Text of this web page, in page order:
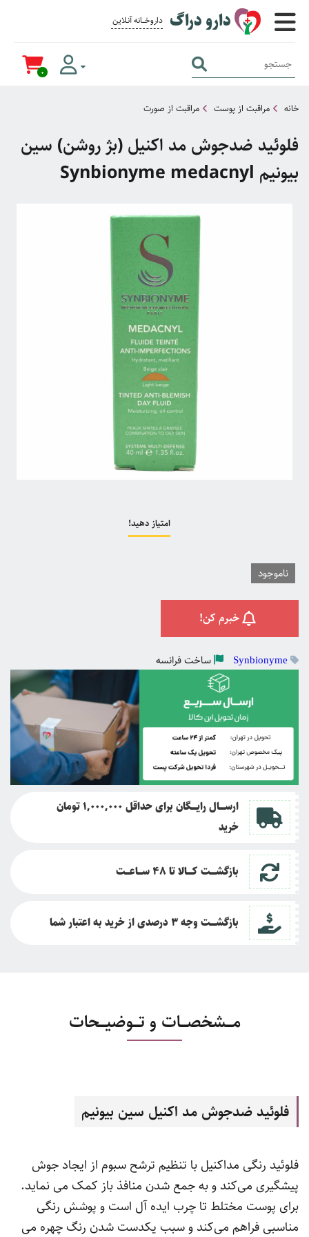
دارو دراگ داروخــــانه آنــلاین برای همــه
0
خانه مراقبت از پوست مراقبت از صورت
فلوئید ضدجوش مد اکنیل (بژ روشن) سین
بیونیم Synbionyme medacnyl
امتیاز دهید!
ناموجود
خبرم کن!
Synbionyme ساختفرانسه
ارســــال رایــــگان برای حداقل 1,000,000 تومان
خرید
بازگشــــت کــــالا تا48 ســـاعـــت
بازگشــــت وجه 3 درصدی از خرید به اعتبار شما
مـــشخصـــات و تـــوضیـــحات
فلوئید ضدجوش مد اکنیل سین بیونیم
فلوئید رنگی مداکنیل با تنظیم ترشح سبوم از ایجاد جوش
پیشگیری می‌کند و به جمع شدن منافذ باز کمک می نماید.
برای پوست مختلط تا چرب ایده آل است و پوشش رنگی
مناسبی فراهم می‌کند و سبب یکدست شدن رنگ چهره می